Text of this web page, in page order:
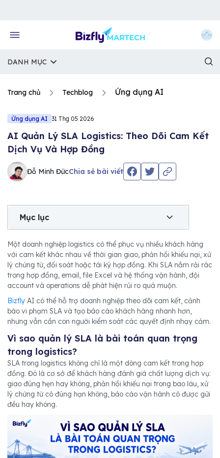
DANH MỤC
Trang chủ Techblog Ứng dụng AI
Ứng dụng AI 31 Thg 05 2026
AI Quản Lý SLA Logistics: Theo Dõi Cam Kết
Dịch Vụ Và Hợp Đồng
Đỗ Minh ĐứcChia sẻ bài viết
Mục lục
Một doanh nghiệp logistics có thể phục vụ nhiều khách hàng
với cam kết khác nhau về thời gian giao, phản hồi khiếu nại, xử
lý chứng từ, đối soát hoặc tái ký hợp đồng. Khi SLA nằm rải rác
trong hợp đồng, email, file Excel và hệ thống vận hành, đội
account và operations dễ phát hiện rủi ro quá muộn.
Bizfly AI có thể hỗ trợ doanh nghiệp theo dõi cam kết, cảnh
báo vi phạm SLA và tạo báo cáo khách hàng nhanh hơn,
nhưng vẫn cần con người kiểm soát các quyết định nhạy cảm.
Vì sao quản lý SLA là bài toán quan trọng
trong logistics?
SLA trong logistics không chỉ là một dòng cam kết trong hợp
đồng. Đó là cơ sở để khách hàng đánh giá chất lượng dịch vụ:
giao đúng hẹn hay không, phản hồi khiếu nại trong bao lâu, xử
lý chứng từ có đúng hạn không, báo cáo vận hành có được gửi
đều hay không.